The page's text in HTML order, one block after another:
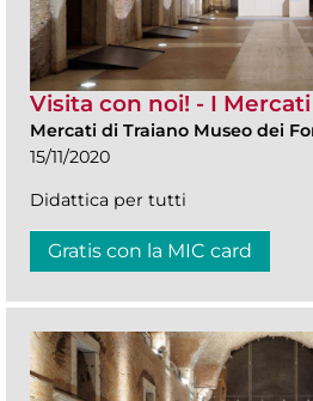
Visita con noi! - I
Mercati di Traiano Museo dei
15/11/2020
Didattica per tutti
Gratis con la MIC card